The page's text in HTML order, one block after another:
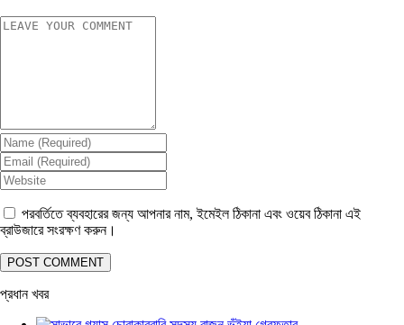
পরবর্তিতে ব্যবহারের জন্য আপনার নাম, ইমেইল ঠিকানা এবং ওয়েব ঠিকানা এই
ব্রাউজারে সংরক্ষণ করুন।
প্রধান খবর